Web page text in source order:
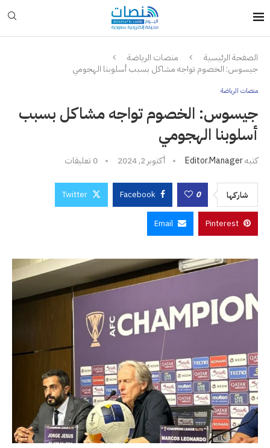
الصفحة الرئيسية
منصات الرياضة
جيسوس: الخصوم تواجه مشاكل بسبب أسلوبنا الهجومي
منصات الرياضة
جيسوس: الخصوم تواجه مشاكل بسبب
أسلوبنا الهجومي
كتبهEditor.manager أكتوبر 2, 2024 0 تعليقات
شاركها 0
Facebook
Twitter
Pinterest
Email